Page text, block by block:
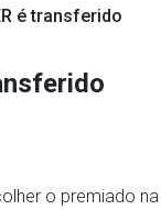
é transferido
o premiado